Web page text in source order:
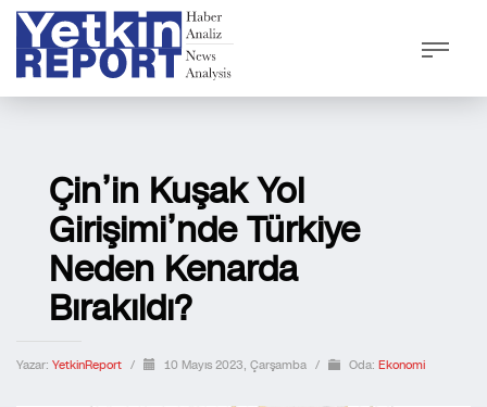
Çin’in Kuşak Yol
Girişimi’nde Türkiye
Neden Kenarda
Bırakıldı?
Yazar: YetkinReport / 10 Mayıs 2023, Çarşamba / Oda: Ekonomi